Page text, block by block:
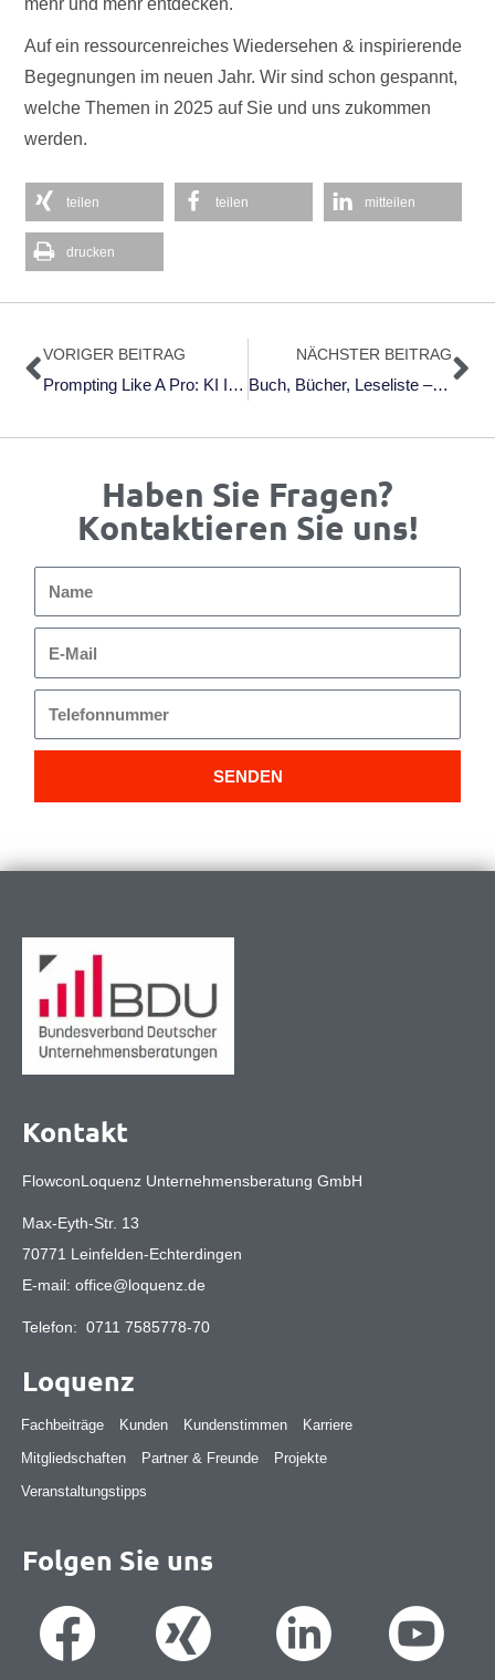
mehr und mehr entdecken.
Auf ein ressourcenreiches Wiedersehen & inspirierende
Begegnungen im neuen Jahr. Wir sind schon gespannt,
welche Themen in 2025 auf Sie und uns zukommen
werden.
teilen teilen mitteilen
drucken
Zurück
VORIGER BEITRAG
Prompting Like A Pro: KI Im Verkauf Erfolgreich Einsetzen Von Peter Huber (2024)
NÄCHSTER BEITRAG
Buch, Bücher, Leseliste – Meine Favoriten Für 2024
Haben Sie Fragen?
Kontaktieren Sie uns!
Mail
SENDEN
Kontakt
FlowconLoquenz Unternehmensberatung GmbH
Max-Eyth-Str. 13
70771 Leinfelden-Echterdingen
E-mail: office@loquenz.de
Telefon: 0711 7585778-70
Loquenz
Fachbeiträge Kunden Kundenstimmen
Karriere
Mitgliedschaften
Partner & Freunde
Projekte
Veranstaltungstipps
Folgen Sie uns